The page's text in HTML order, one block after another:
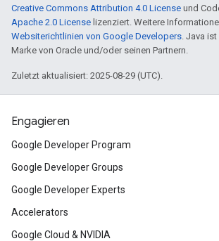
Creative Commons Attribution 4.0 License und
Apache 2.0 License lizenziert. Weitere
Websiterichtlinien von Google Developers. Java
Marke von Oracle und/oder seinen Partnern.
Zuletzt aktualisiert: 2025-08-29 (UTC).
Engagieren
Google Developer Program
Google Developer Groups
Google Developer Experts
Accelerators
Google Cloud & NVIDIA